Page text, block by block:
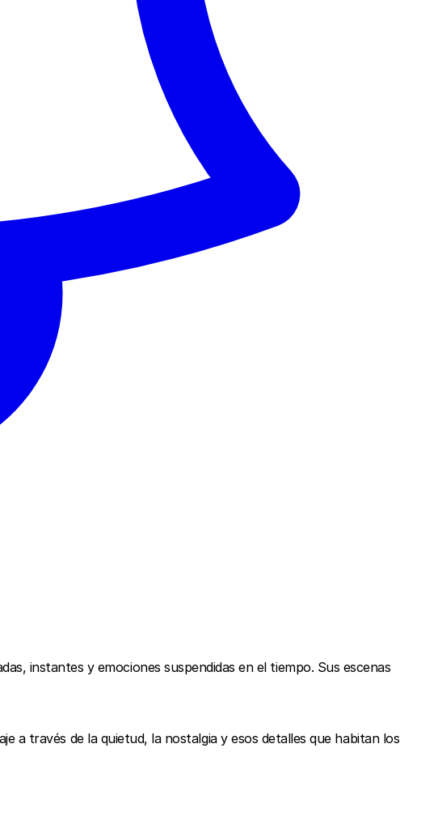
instantes y emociones suspendidas en el tiempo. Sus escenas
a través de la quietud, la nostalgia y esos detalles que habitan los